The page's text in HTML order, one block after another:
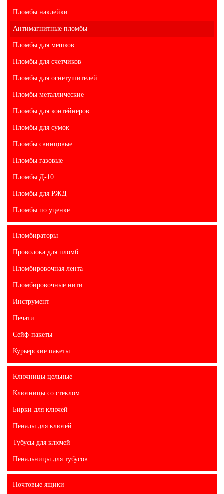
Пломбы наклейки
Антимагнитные пломбы
Пломбы для мешков
Пломбы для счетчиков
Пломбы для огнетушителей
Пломбы металлические
Пломбы для контейнеров
Пломбы для сумок
Пломбы свинцовые
Пломбы газовые
Пломбы Д-10
Пломбы для РЖД
Пломбы по уценке
Пломбираторы
Проволока для пломб
Пломбировочная лента
Пломбировочные нити
Инструмент
Печати
Сейф-пакеты
Курьерские пакеты
Ключницы цельные
Ключницы со стеклом
Бирки для ключей
Пеналы для ключей
Тубусы для ключей
Пенальницы для тубусов
Почтовые ящики